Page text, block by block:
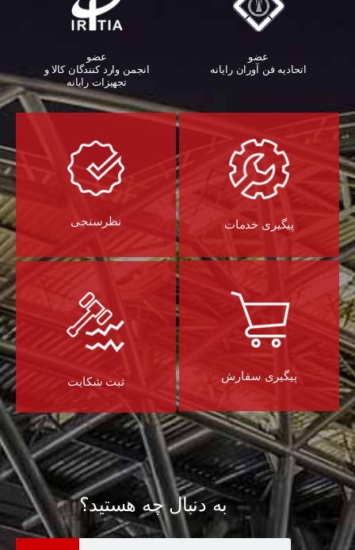
عضو
اتحادیه فن آوران رایانه
عضو
انجمن وارد کنندگان کالا و
تجهیزات رایانه‌
پیگیری خدمات نظرسنجی
پیگیری سفارش ثبت شکایت
به دنبال چه هستید؟